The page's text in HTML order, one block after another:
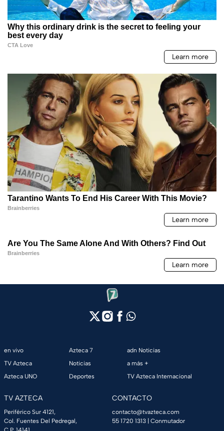
en vivo
TV Azteca
Azteca UNO
Azteca 7
Noticias
Deportes
adn Noticias
a más +
TV Azteca Internacional
TV AZTECA
Periférico Sur 4121,
Col. Fuentes Del Pedregal,
CONTACTO
contacto@tvazteca.com
55 1720 1313 | Conmutador